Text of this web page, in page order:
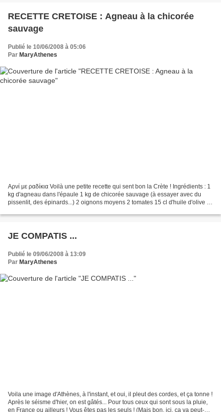
RECETTE CRETOISE : Agneau à la chicorée
sauvage
Publié le 10/06/2008 à 05:06
Par MaryAthenes
Αρνί με ραδίκια Voilà une petite recette qui sent bon la Crète ! Ingrédients : 1
kg d'agneau dans l'épaule 1 kg de chicorée sauvage (à essayer avec du
pissenlit, des épinards...) 2 oignons moyens 2 tomates 15 cl d'huile d'olive 1
JE COMPATIS ...
Publié le 09/06/2008 à 13:09
Par MaryAthenes
Voila une image d'Athènes, à l'instant, et oui, il pleut des cordes, et ça tonne !
Après le séisme d'hier, on est gâtés... Pour tous ceux qui sont sous la pluie,
en France ou ailleurs ! Vous êtes pas les seuls ! (Mais bon, ici, ça va peut-